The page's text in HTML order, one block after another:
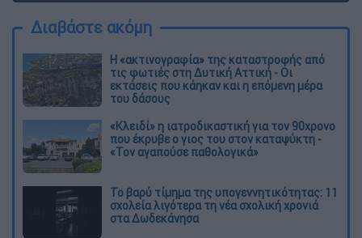
Διαβάστε ακόμη
Η «ακτινογραφία» της καταστροφής από
τις φωτιές στη Δυτική Αττική - Οι
εκτάσεις που κάηκαν και η επόμενη μέρα
του δάσους
«Κλειδί» η ιατροδικαστική για τον 90χρονο
που έκρυβε ο γιος του στον καταψύκτη -
«Τον αγαπούσε παθολογικά»
Το βαρύ τίμημα της υπογεννητικότητας: 11
σχολεία λιγότερα τη νέα σχολική χρονιά
στα Δωδεκάνησα